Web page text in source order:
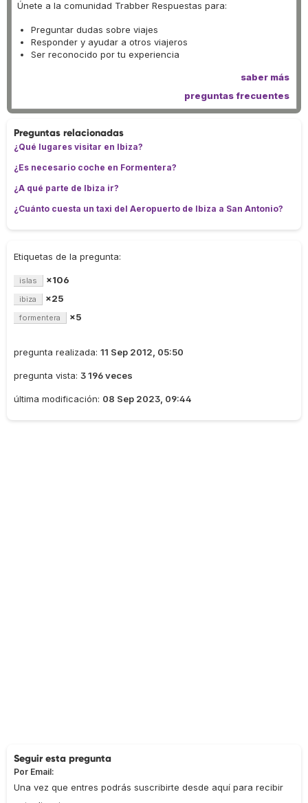
Únete a la comunidad Trabber Respuestas para:
Preguntar dudas sobre viajes
Responder y ayudar a otros viajeros
Ser reconocido por tu experiencia
saber más
preguntas frecuentes
Preguntas relacionadas
¿Qué lugares visitar en Ibiza?
¿Es necesario coche en Formentera?
¿A qué parte de Ibiza ir?
¿Cuánto cuesta un taxi del Aeropuerto de Ibiza a San Antonio?
Etiquetas de la pregunta:
islas ×106
ibiza ×25
formentera ×5
pregunta realizada: 11 Sep 2012, 05:50
pregunta vista: 3 196 veces
última modificación: 08 Sep 2023, 09:44
Seguir esta pregunta
Por Email:
Una vez que entres podrás suscribirte desde aquí para recibir